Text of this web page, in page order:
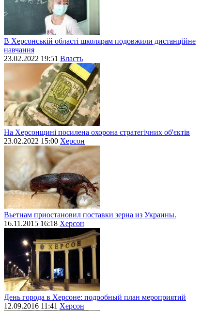
В Херсонській області школярам подовжили дистанційне
навчання
23.02.2022 19:51 Власть
На Херсонщині посилена охорона стратегічних об'єктів
23.02.2022 15:00 Херсон
Вьетнам приостановил поставки зерна из Украины.
16.11.2015 16:18 Херсон
День города в Херсоне: подробный план мероприятий
12.09.2016 11:41 Херсон